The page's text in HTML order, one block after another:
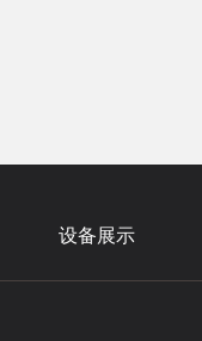
设备展示